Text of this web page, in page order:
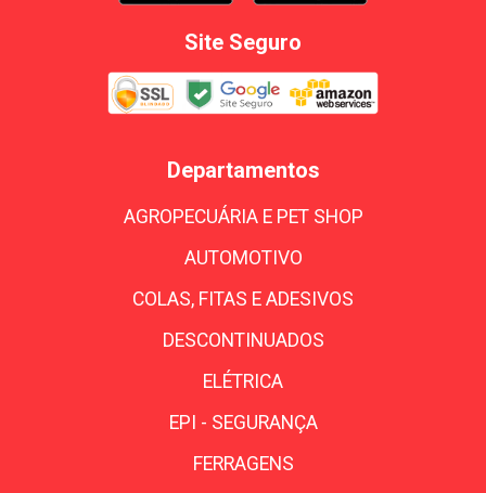
Site Seguro
Departamentos
AGROPECUÁRIA E PET SHOP
AUTOMOTIVO
COLAS, FITAS E ADESIVOS
DESCONTINUADOS
ELÉTRICA
EPI - SEGURANÇA
FERRAGENS